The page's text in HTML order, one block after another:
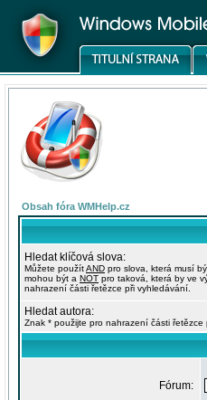
Obsah fóra WMHelp.cz
Hledat klíčová slova:
Můžete použítAND pro slova, která musí
mohou být a NOT pro taková, která by ve
nahrazení části řetězce při vyhledávání.
Hledat autora:
Znak * použijte pro nahrazení části řetězce
Fórum: